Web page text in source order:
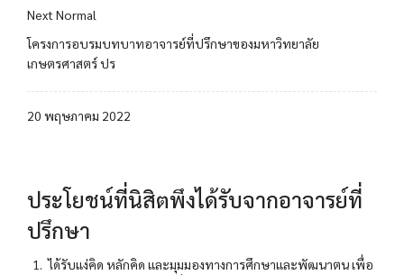
Next Normal
โครงการอบรมบทบาทอาจารย์ที่ปรึกษาของมหาวิทยาลัย
เกษตรศาสตร์ ปร
20 พฤษภาคม 2022
ประโยชน์ที่นิสิตพึงได้รับจากอาจารย์ที่
ปรึกษา
ได้รับแง่คิด หลักคิด และมุมมองทางการศึกษาและพัฒนาตน เพื่อ